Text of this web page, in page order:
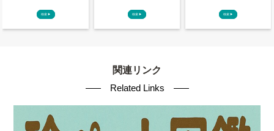
検索 ▶ 検索 ▶ 検索 ▶
関連リンク
Related Links